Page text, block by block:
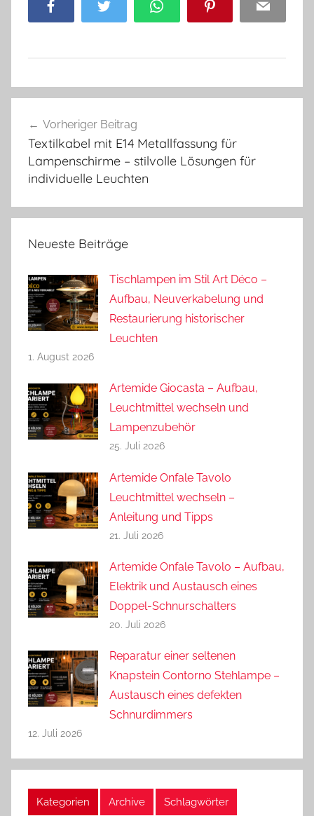
Facebook Twitter WhatsApp Pinterest Email
Vorheriger Beitrag
Textilkabel mit E14 Metallfassung für
Lampenschirme – stilvolle Lösungen für
individuelle Leuchten
Neueste Beiträge
Tischlampen im Stil Art Déco –
Aufbau, Neuverkabelung und
Restaurierung historischer
Leuchten
1. August 2026
Artemide Giocasta – Aufbau,
Leuchtmittel wechseln und
Lampenzubehör
25. Juli 2026
Artemide Onfale Tavolo
Leuchtmittel wechseln –
Anleitung und Tipps
21. Juli 2026
Artemide Onfale Tavolo – Aufbau,
Elektrik und Austausch eines
Doppel-Schnurschalters
20. Juli 2026
Reparatur einer seltenen
Knapstein Contorno Stehlampe –
Austausch eines defekten
Schnurdimmers
12. Juli 2026
Kategorien Archive Schlagwörter